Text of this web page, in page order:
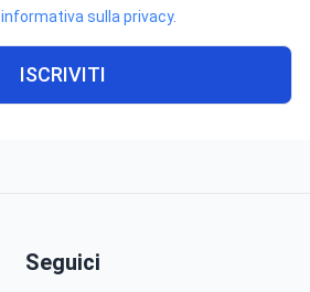
informativa sulla privacy.
ISCRIVITI
Seguici